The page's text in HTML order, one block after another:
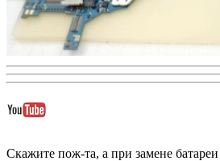
Скажите пож-та, а при замене